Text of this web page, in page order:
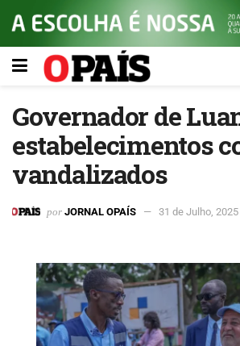
Governador de
estabelecimentos
vandalizados
por JORNAL OPAÍS 31 de Julho, 2025